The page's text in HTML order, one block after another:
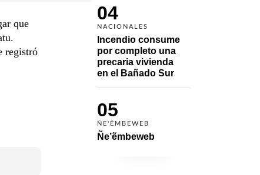
04
NACIONALES
Incendio consume
por completo una
precaria vivienda
en el Bañado Sur
05
ÑE'ẼMBEWEB
Ñe’ẽmbeweb
que
registró